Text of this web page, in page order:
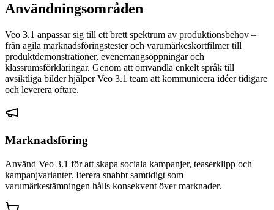
Användningsområden
Veo 3.1 anpassar sig till ett brett spektrum av produktionsbehov –
från agila marknadsföringstester och varumärkeskortfilmer till
produktdemonstrationer, evenemangsöppningar och
klassrumsförklaringar. Genom att omvandla enkelt språk till
avsiktliga bilder hjälper Veo 3.1 team att kommunicera idéer tidigare
och leverera oftare.
Marknadsföring
Använd Veo 3.1 för att skapa sociala kampanjer, teaserklipp och
kampanjvarianter. Iterera snabbt samtidigt som
varumärkestämningen hålls konsekvent över marknader.